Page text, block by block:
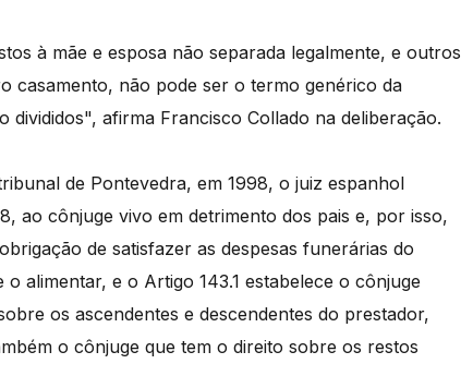
à mãe e esposa não separada legalmente, e outros
casamento, não pode ser o termo genérico da
afirma Francisco Collado na deliberação.
de Pontevedra, em 1998, o juiz espanhol
ao cônjuge vivo em detrimento dos pais e, por isso,
de satisfazer as despesas funerárias do
alimentar, e o Artigo 143.1 estabelece o cônjuge
os ascendentes e descendentes do prestador,
o cônjuge que tem o direito sobre os restos